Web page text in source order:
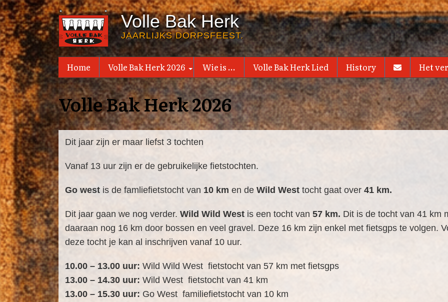
Overslaan
en
naar
de
inhoud
gaan
Volle Bak Herk
JAARLIJKS DORPSFEEST.
Home +
Volle Bak Herk 2026 Wie is ... Volle Bak Herk Lied History Het
Volle Bak Herk 2026
Dit jaar zijn er maar liefst 3 tochten
Vanaf 13 uur zijn er de gebruikelijke fietstochten.
Go westis de famliefietstocht van 10 km en de Wild West tocht gaat over 41 km.
Dit jaar gaan we nog verder. Wild Wild Westis een tocht van 57 km. Dit is de tocht van 41 km
daaraan nog 16 km door bossen en veel gravel. Deze 16 km zijn enkel met fietsgps te volgen.
deze tocht je kan al inschrijven vanaf 10 uur.
10.00 – 13.00 uur: Wild Wild West fietstocht van 57 km met fietsgps
13.00 – 14.30 uur: Wild West fietstocht van 41 km
13.00 – 15.30 uur: Go West familiefietstocht van 10 km